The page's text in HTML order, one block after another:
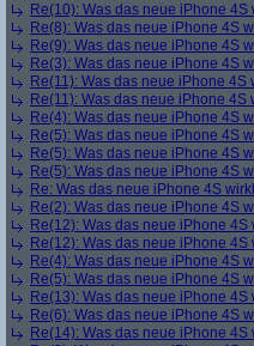
Re(10): Was das neue iPhone 4S
Re(8): Was das neue iPhone 4S
Re(9): Was das neue iPhone 4S
Re(3): Was das neue iPhone 4S
Re(11): Was das neue iPhone 4S
Re(11): Was das neue iPhone 4S
Re(4): Was das neue iPhone 4S
Re(5): Was das neue iPhone 4S
Re(5): Was das neue iPhone 4S
Re(5): Was das neue iPhone 4S
Re: Was das neue iPhone 4S
Re(2): Was das neue iPhone 4S
Re(12): Was das neue iPhone 4S
Re(12): Was das neue iPhone 4S
Re(4): Was das neue iPhone 4S
Re(5): Was das neue iPhone 4S
Re(13): Was das neue iPhone 4S
Re(6): Was das neue iPhone 4S
Re(14): Was das neue iPhone 4S